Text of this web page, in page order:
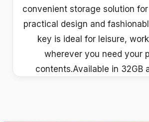
convenient storage solution
practical design and
key is ideal for leisure,
wherever you need your
contents.Available in 32GB